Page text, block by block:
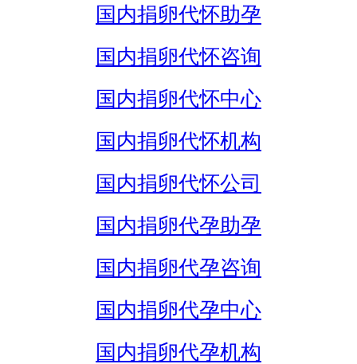
国内捐卵代怀助孕
国内捐卵代怀咨询
国内捐卵代怀中心
国内捐卵代怀机构
国内捐卵代怀公司
国内捐卵代孕助孕
国内捐卵代孕咨询
国内捐卵代孕中心
国内捐卵代孕机构